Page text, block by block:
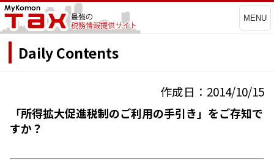
MENU
Daily Contents
作成日：2014/10/15
「所得拡大促進税制のご利用の手引き」をご存知で
すか？